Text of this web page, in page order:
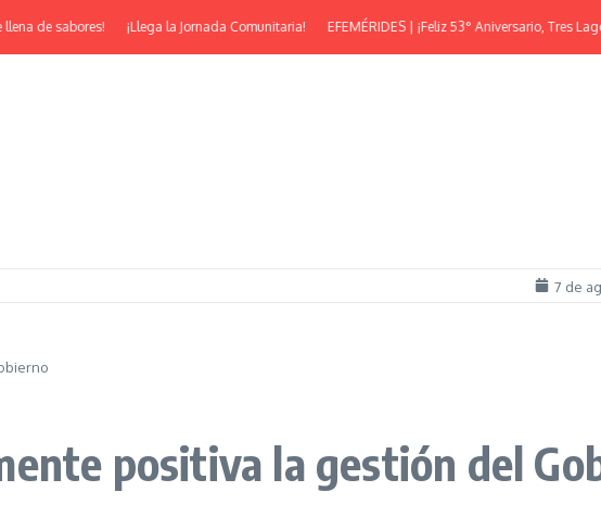
de sabores! ¡Llega la Jornada Comunitaria! EFEMÉRIDES | ¡Feliz 53° Aniversario, Tres Lagos!
7 de
positiva la gestión del